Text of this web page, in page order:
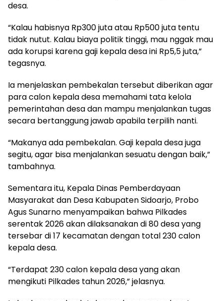
desa.
“Kalau habisnya Rp300 juta atau Rp500 juta tentu
tidak nutut. Kalau biaya politik tinggi, mau nggak mau
ada korupsi karena gaji kepala desa ini Rp5,5 juta,”
tegasnya.
Ia menjelaskan pembekalan tersebut diberikan agar
para calon kepala desa memahami tata kelola
pemerintahan desa dan mampu menjalankan tugas
secara bertanggung jawab apabila terpilih nanti.
“Makanya ada pembekalan. Gaji kepala desa juga
segitu, agar bisa menjalankan sesuatu dengan baik,”
tambahnya.
Sementara itu, Kepala Dinas Pemberdayaan
Masyarakat dan Desa Kabupaten Sidoarjo, Probo
Agus Sunarno menyampaikan bahwa Pilkades
serentak 2026 akan dilaksanakan di 80 desa yang
tersebar di 17 kecamatan dengan total 230 calon
kepala desa.
“Terdapat 230 calon kepala desa yang akan
mengikuti Pilkades tahun 2026,” jelasnya.